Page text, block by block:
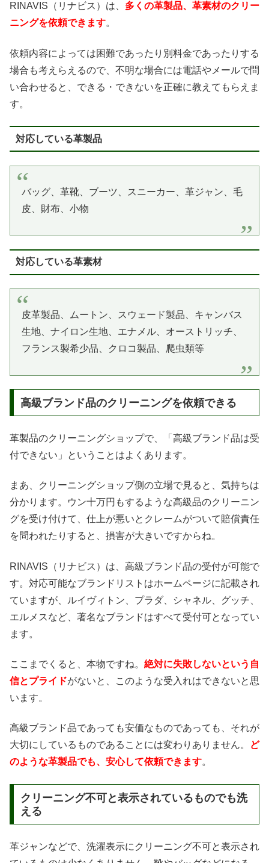
RINAVIS（リナビス）は、 多くの革製品、革素材のクリー
ニングを依頼できます。
依頼内容によっては困難であったり別料金であったりする
場合も考えらえるので、不明な場合には電話やメールで問
い合わせると、できる・できないを正確に教えてもらえま
す。
対応している革製品
バッグ、革靴、ブーツ、スニーカー、革ジャン、毛
皮、財布、小物
対応している革素材
皮革製品、ムートン、スウェード製品、キャンバス
生地、ナイロン生地、エナメル、オーストリッチ、
フランス製希少品、クロコ製品、爬虫類等
高級ブランド品のクリーニングを依頼できる
革製品のクリーニングショップで、「高級ブランド品は受
付できない」ということはよくあります。
まあ、クリーニングショップ側の立場で見ると、気持ちは
分かります。ウン十万円もするような高級品のクリーニン
グを受け付けて、仕上が悪いとクレームがついて賠償責任
を問われたりすると、損害が大きいですからね。
RINAVIS（リナビス）は、高級ブランド品の受付が可能で
す。対応可能なブランドリストはホームページに記載され
ていますが、ルイヴィトン、プラダ、シャネル、グッチ、
エルメスなど、著名なブランドはすべて受付可となってい
ます。
ここまでくると、本物ですね。 絶対に失敗しないという自
信とプライドがないと、このような受入れはできないと思
います。
高級ブランド品であっても安価なものであっても、それが
大切にしているものであることには変わりありません。
ど
のような革製品でも、安心して依頼できます。
クリーニング不可と表示されているものでも洗
える
革ジャンなどで、洗濯表示にクリーニング不可と表示され